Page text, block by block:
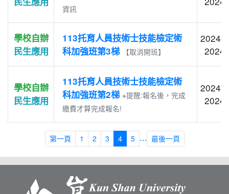
資訊
學校自辦
民生應用
113托育人員技術士技能檢定術
科加強班第3梯
【取消開班】
2024-
學校自辦
民生應用
113托育人員技術士技能檢定術
科加強班第2梯 ※提醒:報名後，完成
繳費才算完成報名!
2024-
第一頁 1 2 3 4 5 ... 最後一頁